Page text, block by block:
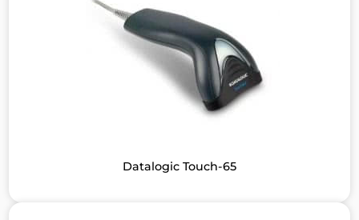
Datalogic Touch-65